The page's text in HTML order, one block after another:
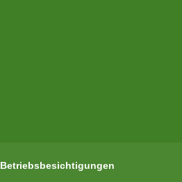
Betriebsbesichtigungen